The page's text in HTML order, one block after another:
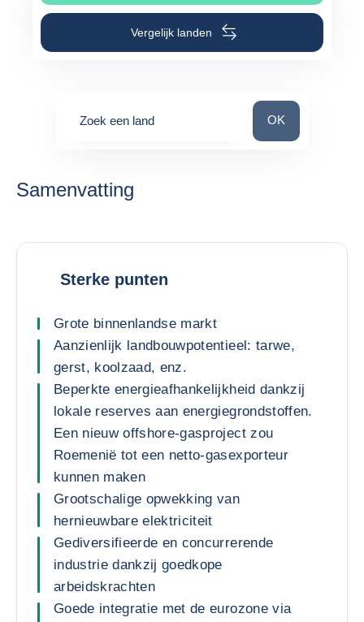
Vergelijk landen
Zoek een land Zoek een land
OK
Samenvatting
Sterke punten
Grote binnenlandse markt
Aanzienlijk landbouwpotentieel: tarwe,
gerst, koolzaad, enz.
Beperkte energieafhankelijkheid dankzij
lokale reserves aan energiegrondstoffen.
Een nieuw offshore-gasproject zou
Roemenië tot een netto-gasexporteur
kunnen maken
Grootschalige opwekking van
hernieuwbare elektriciteit
Gediversifieerde en concurrerende
industrie dankzij goedkope
arbeidskrachten
Goede integratie met de eurozone via